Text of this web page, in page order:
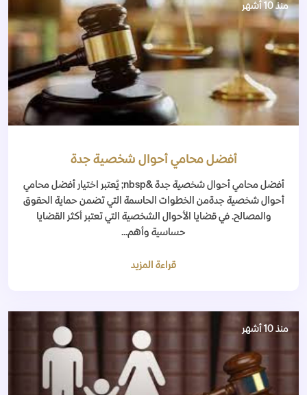
منذ 10 أشهر
أفضل محامي أحوال شخصية جدة
أفضل محامي أحوال شخصية جدة &nbsp; يُعتبر اختيار أفضل محامي
أحوال شخصية جدةمن الخطوات الحاسمة التي تضمن حماية الحقوق
والمصالح. في قضايا الأحوال الشخصية التي تعتبر أكثر القضايا
حساسية وأهم...
قراءة المزيد
منذ 10 أشهر